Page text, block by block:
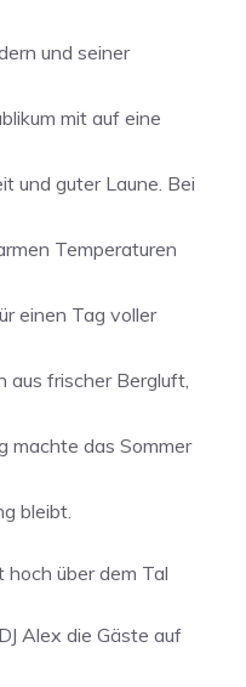
und seiner
mit auf eine
und guter Laune. Bei
Temperaturen
einen Tag voller
aus frischer Bergluft,
machte das Sommer
bleibt.
über dem Tal
Alex die Gäste auf